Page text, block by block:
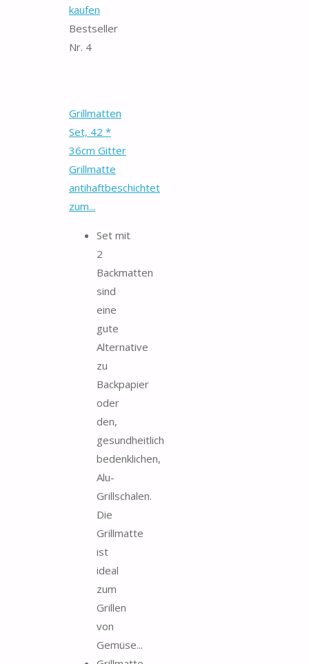
kaufen
Bestseller
Nr. 4
Grillmatten
Set, 42 *
36cm Gitter
Grillmatte
antihaftbeschichtet
zum...
Set mit
2
Backmatten
sind
eine
gute
Alternative
zu
Backpapier
oder
den,
gesundheitlich
bedenklichen,
Alu-
Grillschalen.
Die
Grillmatte
ist
ideal
zum
Grillen
von
Gemüse...